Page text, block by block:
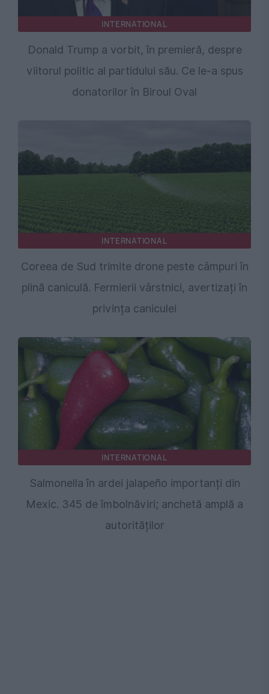
INTERNATIONAL
Donald Trump a vorbit, în premieră, despre
viitorul politic al partidului său. Ce le-a spus
donatorilor în Biroul Oval
INTERNATIONAL
Coreea de Sud trimite drone peste câmpuri în
plină caniculă. Fermierii vârstnici, avertizați în
privința caniculei
INTERNATIONAL
Salmonella în ardei jalapeño importanți din
Mexic. 345 de îmbolnăviri; anchetă amplă a
autorităților